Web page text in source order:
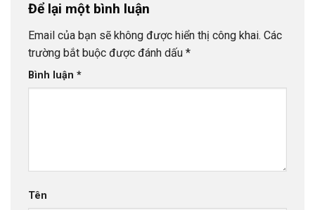
Để lại một bình luận
Email của bạn sẽ không được hiển thị công khai. Các
trường bắt buộc được đánh dấu *
Bình luận *
Tên